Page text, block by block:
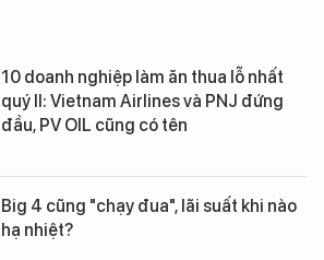
10 doanh nghiệp làm ăn thua lỗ nhất
quý II: Vietnam Airlines và PNJ đứng
đầu, PV OIL cũng có tên
Big 4 cũng "chạy đua", lãi suất khi nào
hạ nhiệt?